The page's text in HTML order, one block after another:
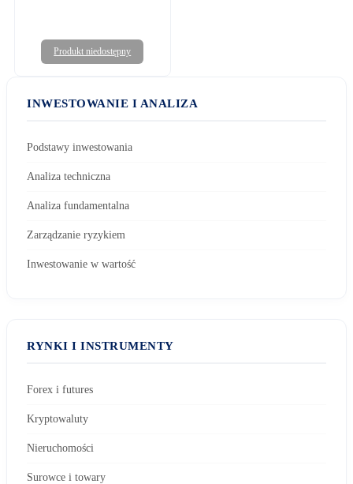
Produkt niedostępny
INWESTOWANIE I ANALIZA
Podstawy inwestowania
Analiza techniczna
Analiza fundamentalna
Zarządzanie ryzykiem
Inwestowanie w wartość
RYNKI I INSTRUMENTY
Forex i futures
Kryptowaluty
Nieruchomości
Surowce i towary